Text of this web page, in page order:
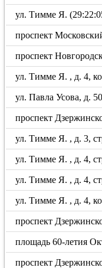
ул. Тимме Я.
проспект
проспект
ул. Тимме Я. , д. 4,
ул. Павла Усова, д.
проспект
ул. Тимме Я. , д. 3,
ул. Тимме Я. , д. 4,
ул. Тимме Я. , д. 4,
ул. Тимме Я. , д. 4,
проспект
площадь 60-летия
проспект